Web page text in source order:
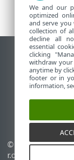
End of Life
База знаний
ESET Status
© 1992 - 2026
r.o. - Все права
We and our
optimized
and serve you
collection of
decline all
essential
clicking
withdraw your
anytime by
footer or in
information,